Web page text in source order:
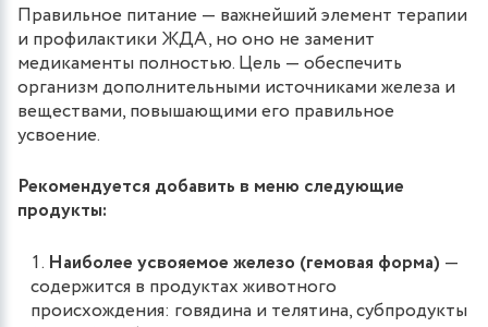
Правильное питание — важнейший элемент терапии
и профилактики ЖДА, но оно не заменит
медикаменты полностью. Цель — обеспечить
организм дополнительными источниками железа и
веществами, повышающими его правильное
усвоение.
Рекомендуется добавить в меню следующие
продукты:
Наиболее усвояемое железо (гемовая форма) —
содержится в продуктах животного
происхождения: говядина и телятина, субпродукты